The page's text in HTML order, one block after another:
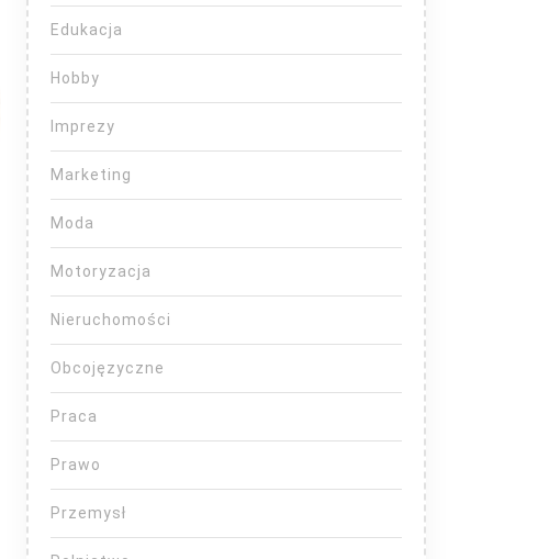
Edukacja
Hobby
Imprezy
Marketing
Moda
Motoryzacja
Nieruchomości
Obcojęzyczne
Praca
Prawo
Przemysł